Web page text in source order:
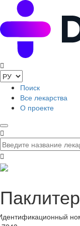
Поиск
Все лекарства
О проекте